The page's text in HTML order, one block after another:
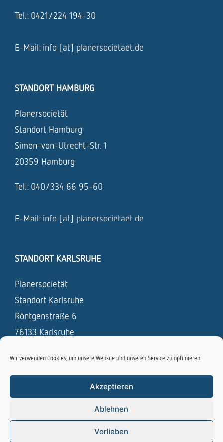
Wir verwenden Cookies, um unsere Website und unseren Service zu optimieren.
Akzeptieren
Ablehnen
Vorlieben
Tel.: 0421/224 194-30
E-Mail: info [at] planersocietaet.de
STANDORT HAMBURG
Planersocietät
Standort Hamburg
Simon-von-Utrecht-Str. 1
20359 Hamburg
Tel.: 040/334 66 95-60
E-Mail: info [at] planersocietaet.de
STANDORT KARLSRUHE
Planersocietät
Standort Karlsruhe
Röntgenstraße 6
76133 Karlsruhe
Tel.: 0721 / 831 693 – 0
Fax: 0721 / 831 693 – 19
info [at] planersocietaet.de